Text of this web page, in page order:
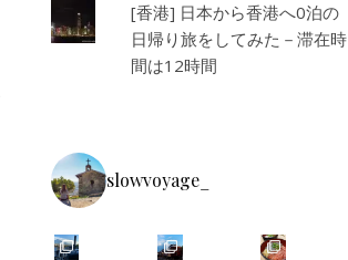
[香港] 日本から香港へ0泊の
日帰り旅をしてみた－滞在時
間は12時間
slowvoyage_